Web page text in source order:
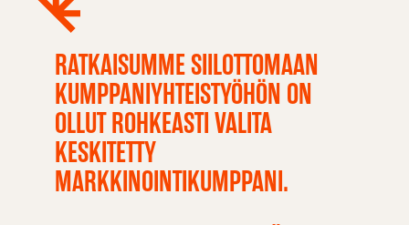
RATKAISUMME SIILOTTOMAAN
KUMPPANIYHTEISTYÖHÖN ON
OLLUT ROHKEASTI VALITA
KESKITETTY
MARKKINOINTIKUMPPANI.